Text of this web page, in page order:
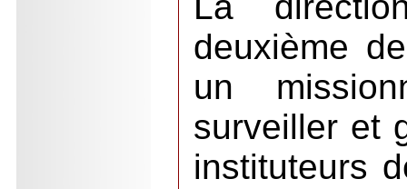
deuxième
un
surveiller et
instituteurs